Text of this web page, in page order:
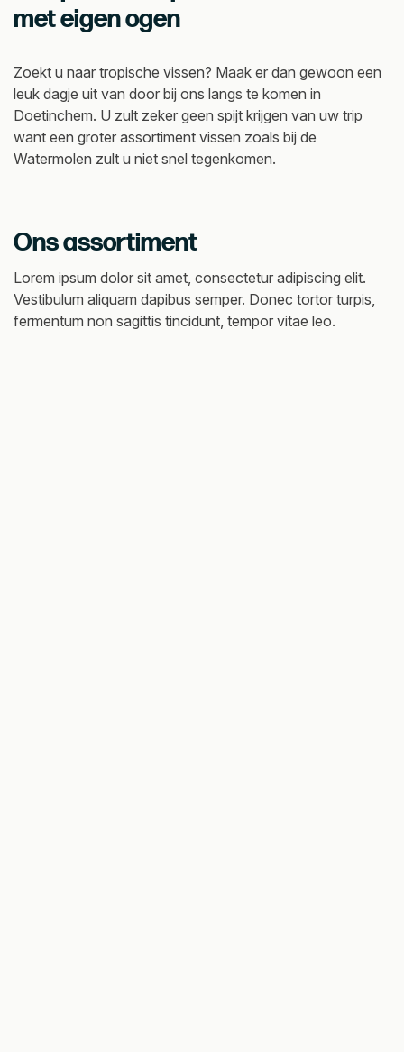
met eigen ogen
Zoekt u naar tropische vissen? Maak er dan gewoon een
leuk dagje uit van door bij ons langs te komen in
Doetinchem. U zult zeker geen spijt krijgen van uw trip
want een groter assortiment vissen zoals bij de
Watermolen zult u niet snel tegenkomen.
Ons assortiment
Lorem ipsum dolor sit amet, consectetur adipiscing elit.
Vestibulum aliquam dapibus semper. Donec tortor turpis,
fermentum non sagittis tincidunt, tempor vitae leo.